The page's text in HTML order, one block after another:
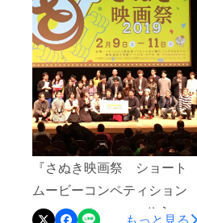
まして高額支援いただいた
パトロン様はリターンの一
部といたしましてHPにお名
前を掲載させていただきま
した。改めてお礼申し上げ
ます。今後とも未来ISSEY
をよろしくお願いいたしま
す。www.miraiissey.com
て、病児の子どもやその家
族を孤立させないための活
動を私たちが代わりにして
いきます。今HPの内容をつ
めたり、分身ロボット
「OriHime」を使っていただ
けるよう活動しているとこ
ろです。早速ですが、今週
ある病院の看護師さんたち
が「OriHime」の説明を聞い
授業を受けたり、課外授業
などに参加したり・・・こ
んな写真のような日が早く
来ますように！
『さぬき映画祭 ショート
ムービーコンペティション
2019』において、4位入賞
もっと見る